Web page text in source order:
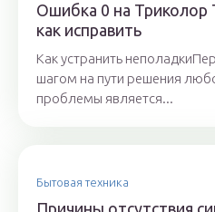
Ошибка 0 на
как исправить
Как устранить
шагом на пути решения
проблемы является...
Бытовая техника